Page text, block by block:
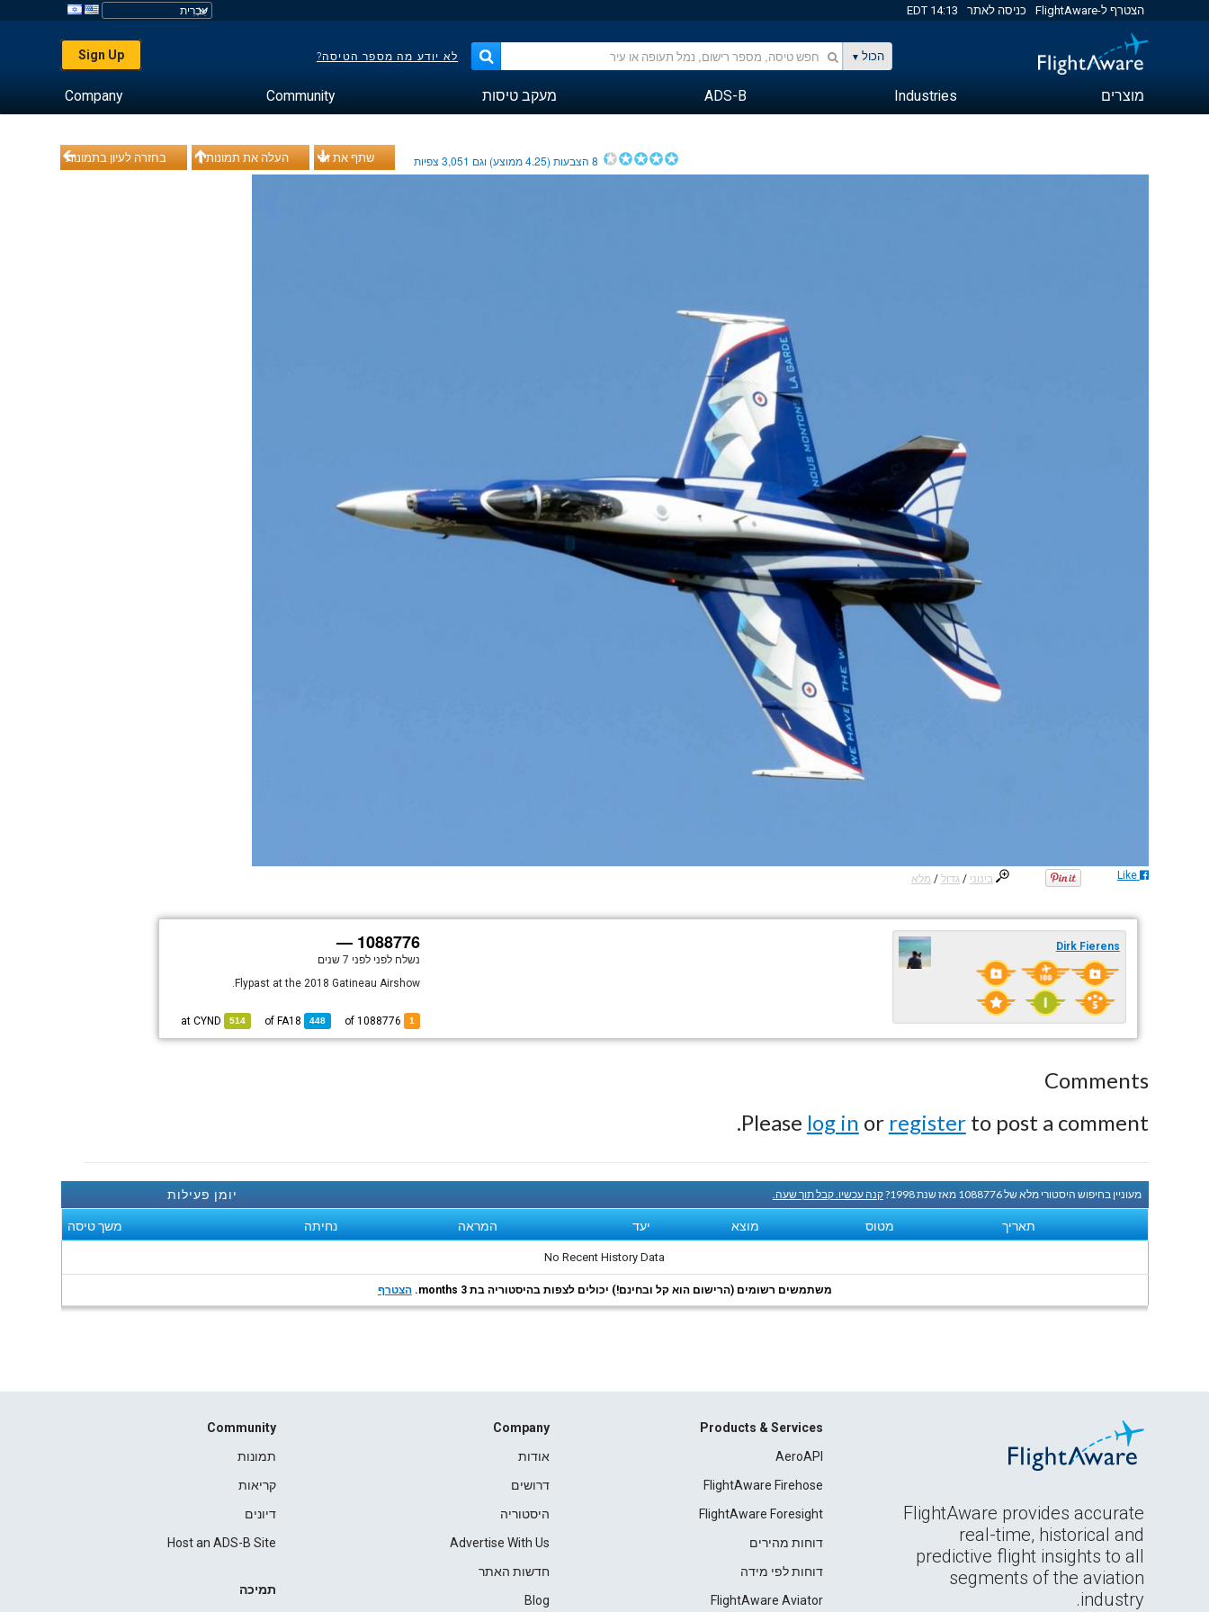
הצטרף ל-FlightAware כניסה לאתר 14:13 EDT
הכול לא יודע מה מספר הטיסה? Sign Up
מוצרים Industries
ADS-B מעקב טיסות Community
Company
בחזרה לעיון בתמונות העלה את תמונותיך שתף את זה 8הצבעות (4.25ממוצע) וגם 3,051צפיות
בינוני /גדול / מלא Like
1088776 —
נשלח לפני לפני 7 שנים
Flypast at the 2018 Gatineau Airshow.
1
448
FA18
514
CYND
Dirk Fierens
Comments
Please log in or registerto post a comment.
יומן פעילות מעוניין בחיפוש היסטורי מלא של 1088776 מאז שנת 1998? קנה עכשיו. קבל תוך שעה.
תאריך מטוס מוצא יעד המראה נחיתה משך טיסה
No Recent History Data
משתמשים רשומים (הרישום הוא קל ובחינם!) יכולים לצפות בהיסטוריה בת 3 months. הצטרף
FlightAware provides accurate
real-time, historical and
predictive flight insights to all
segments of the aviation
industry.
Products & Services
AeroAPI
FlightAware Firehose
FlightAware Foresight
דוחות מהירים
דוחות לפי מידה
FlightAware Aviator
Company
אודות
דרושים
היסטוריה
Advertise With Us
חדשות האתר
Blog
Community
תמונות
קריאות
דיונים
Host an ADS-B Site
תמיכה